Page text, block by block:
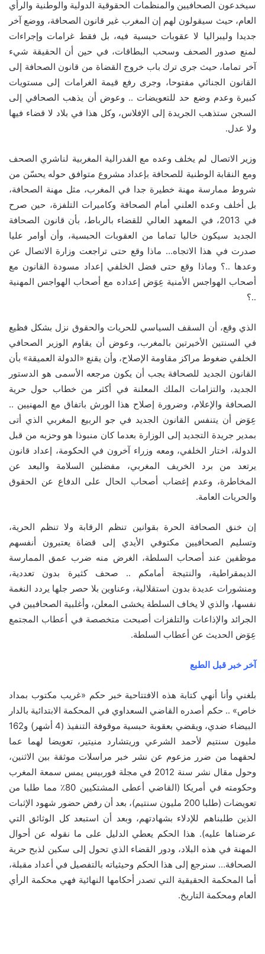
سيخدعون الصحافيين والمنظمات الحقوقية الدولية والوطنية والرأي
العام، حيث سيقولون لهم إن المغرب غير قانون الصحافة، ووضع آخر
جديدا وليبراليا لا عقوبات حبسية فيه، بل فقط غرامات وإجراءات
لمنع صدور الصحف وسحب البطاقات، في حين أن الحقيقة شيء
آخر تماما، حيث جرى ترك باب خروج القضاة من قانون الصحافة إلى
القانون الجنائي مفتوحا، وجرى رفع قيمة الغرامات إلى مستويات
كبيرة وعدم وضع حد للتعويضات .. وعوض أن يذهب الصحافي إلى
السجن ستذهب الجريدة إلى الإفلاس، وكل هذا في بلاد لا قضاء فيها
ولا عدل.
وزير الاتصال لم يخلف وعده مع الفدرالية المغربية لناشري الصحف
ومع النقابة الوطنية للصحافة بإعداد مشروع متوافق حوله يحسّن من
شروط ممارسة مهنة خطيرة جدا في المغرب، مثل مهنة الصحافة،
بل أخلف وعده العلني أمام الصحافة وكاميرات التلفزة، حين صرح
في 2013، في المعهد العالي للقضاء بالرباط، بأن قانون الصحافة
الجديد سيكون خاليا تماما من العقوبات الحبسية، وأن أوامر عليا
صدرت في هذا الاتجاه… ماذا وقع حتى تراجعت وزارة الاتصال عن
وعدها ..؟ وماذا وقع حتى فضل الخلفي إعداد مسودة القانون مع
أصحاب الهواجس الأمنية عِوَض إعداده مع أصحاب الهواجس المهنية
..؟
الذي وقع، أن السقف السياسي للحريات والحقوق نزل بشكل فظيع
في السنتين الأخيرتين بالمغرب، وعوض أن يقاوم الوزير الصحافي
الخلفي ضغوط مراكز مقاومة الإصلاح، وأن يقنع «الدولة العميقة» بأن
القانون الجديد للصحافة يجب أن يكون مرجعه الأسمى هو الدستور
الجديد، والتزامات الملك المعلنة في أكثر من خطاب حول حرية
الصحافة والإعلام، وضرورة إصلاح هذا الورش باتفاق مع المهنيين ..
عِوَض أن يتنفس القانون الجديد في جو الربيع المغربي الذي أتى
بمدير جريدة التجديد إلى الوزارة بعدما كان منبوذا هو وحزبه من قبل
الدولة، اختار الخلفي، ومعه وزراء آخرون في الحكومة، إعداد قانون
يرتعد من برد الخريف المغربي، مفضلين السلامة والبعد عن
المخاطرة، وعدم إغضاب أصحاب الحال على الدفاع عن الحقوق
والحريات العامة.
إن خنق الصحافة الحرة بقوانين تنظم الرقابة ولا تنظم الحرية،
وتسليم الصحافيين مكتوفي الأيدي إلى قضاة يعتبرون أنفسهم
موظفين عند أصحاب السلطة، الغرض منه ضرب عمق الممارسة
الديمقراطية، والنتيجة أمامكم .. صحف كثيرة بدون تعددية،
ومنشورات عديدة بدون استقلالية، وعناوين بلا حصر جلها يردد النغمة
نفسها، والذي لا يخاف السلطة يخشى المعلن، وأغلبية الصحافيين في
الجرائد والإذاعات والتلفزات أصبحت متخصصة في أعطاب المجتمع
عِوَض الحديث عن أعطاب السلطة.
آخر خبر قبل الطبع
بلغني وأنا أنهي كتابة هذه الافتتاحية خبر حكم «غريب مكتوب بمداد
خاص» .. حكم أصدره القاضي السعداوي في المحكمة الابتدائية بالدار
البيضاء ضدي، ويقضي بعقوبة حبسية موقوفة التنفيذ (4 أشهر) و162
مليون سنتيم لأحمد الشرعي وريتشارد منيتير، تعويضا لهما عما
لحقهما من ضرر مزعوم عن نشر خبر مراسلات موثقة بين الاثنين،
وحول مقال نشر سنة 2012 في مجلة فوربيس يمس سمعة المغرب
وحكومته في أمريكا (القاضي أعطى المشتكيين 80٪ مما طلبا من
تعويضات (طلبا 200 مليون سنتيم)، بعد أن رفض حضور شهود الإثبات
الذين طلبناهم للإدلاء بشهادتهم، وبعد أن استبعد كل الوثائق التي
عرضناها عليه). هذا الحكم يعطي الدليل على ما نقوله عن أحوال
المهنة في هذه البلاد، ودور القضاء الذي تحول إلى سكين لذبح حرية
الصحافة… سنرجع إلى هذا الحكم وحيثياته بالتفصيل في أعداد مقبلة،
أما المحكمة الحقيقية التي تصدر أحكامها النهائية فهي محكمة الرأي
العام ومحكمة التاريخ.